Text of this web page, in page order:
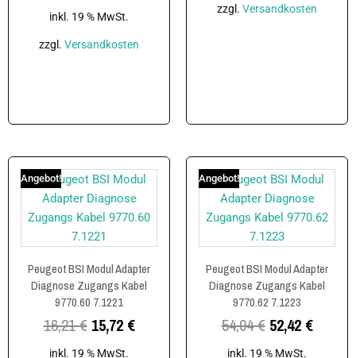
inkl. 19 % MwSt.
zzgl. Versandkosten
zzgl. Versandkosten
Angebot!
Peugeot BSI Modul Adapter
Diagnose Zugangs Kabel
9770.60 7.1221
16,21€ 15,72 €
inkl. 19 % MwSt.
Angebot!
Peugeot BSI Modul Adapter
Diagnose Zugangs Kabel
9770.62 7.1223
54,04€ 52,42 €
inkl. 19 % MwSt.